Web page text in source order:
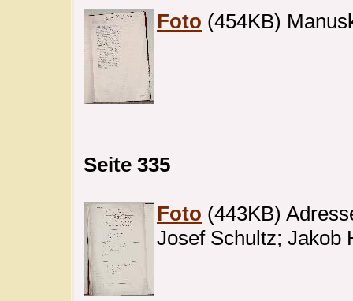
Foto (454KB)
Seite 335
Foto (443KB)
Josef Schultz; Jakob